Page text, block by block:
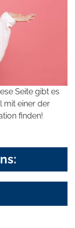
Seite gibt es
mit einer der
finden!